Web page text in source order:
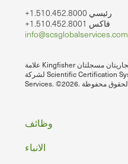
+1.510.452.8000 رئيسي
+1.510.452.8001 فاكس
info@scsglobalservices.com
علامة Kingfisher و"وضع معايير الاستدامة" هما علامتان تجاريتان مسجلتان
لشركة Scientific Certification Systems Inc. dba SCS Global
تذييل
الصفحه
وظائف
الانباء